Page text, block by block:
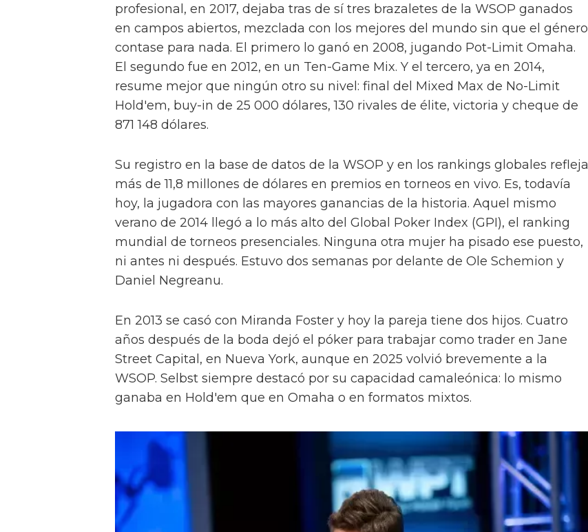
profesional, en 2017, dejaba tras de sí tres brazaletes de la WSOP ganados
en campos abiertos, mezclada con los mejores del mundo sin que el género
contase para nada. El primero lo ganó en 2008, jugando Pot-Limit Omaha.
El segundo fue en 2012, en un Ten-Game Mix. Y el tercero, ya en 2014,
resume mejor que ningún otro su nivel: final del Mixed Max de No-Limit
Hold'em, buy-in de 25 000 dólares, 130 rivales de élite, victoria y cheque de
871 148 dólares.
Su registro en la base de datos de la WSOP y en los rankings globales refleja
más de 11,8 millones de dólares en premios en torneos en vivo. Es, todavía
hoy, la jugadora con las mayores ganancias de la historia. Aquel mismo
verano de 2014 llegó a lo más alto del Global Poker Index (GPI), el ranking
mundial de torneos presenciales. Ninguna otra mujer ha pisado ese puesto,
ni antes ni después. Estuvo dos semanas por delante de Ole Schemion y
Daniel Negreanu.
En 2013 se casó con Miranda Foster y hoy la pareja tiene dos hijos. Cuatro
años después de la boda dejó el póker para trabajar como trader en Jane
Street Capital, en Nueva York, aunque en 2025 volvió brevemente a la
WSOP. Selbst siempre destacó por su capacidad camaleónica: lo mismo
ganaba en Hold'em que en Omaha o en formatos mixtos.